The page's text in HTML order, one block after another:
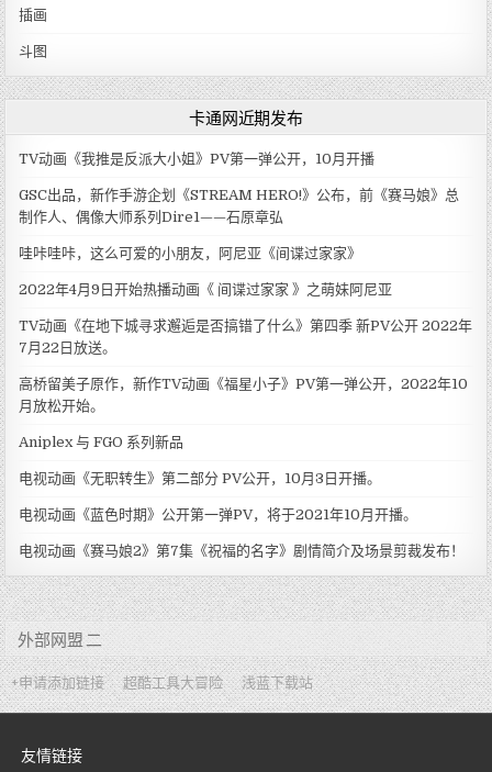
插画
斗图
卡通网近期发布
TV动画《我推是反派大小姐》PV第一弹公开，10月开播
GSC出品，新作手游企划《STREAM HERO!》公布，前《赛马娘》总
制作人、偶像大师系列Dire1——石原章弘
哇咔哇咔，这么可爱的小朋友，阿尼亚《间谍过家家》
2022年4月9日开始热播动画《 间谍过家家 》之萌妹阿尼亚
TV动画《在地下城寻求邂逅是否搞错了什么》第四季 新PV公开 2022年
7月22日放送。
高桥留美子原作，新作TV动画《福星小子》PV第一弹公开，2022年10
月放松开始。
Aniplex 与 FGO 系列新品
电视动画《无职转生》第二部分 PV公开，10月3日开播。
电视动画《蓝色时期》公开第一弹PV，将于2021年10月开播。
电视动画《赛马娘2》第7集《祝福的名字》剧情简介及场景剪裁发布！
外部网盟 二
+申请添加链接 超酷工具大冒险 浅蓝下载站
友情链接